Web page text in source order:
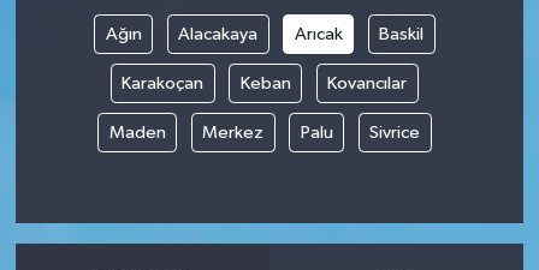
Ağın Alacakaya Arıcak Baskil
Karakoçan Keban Kovancılar
Maden Merkez Palu Sivrice